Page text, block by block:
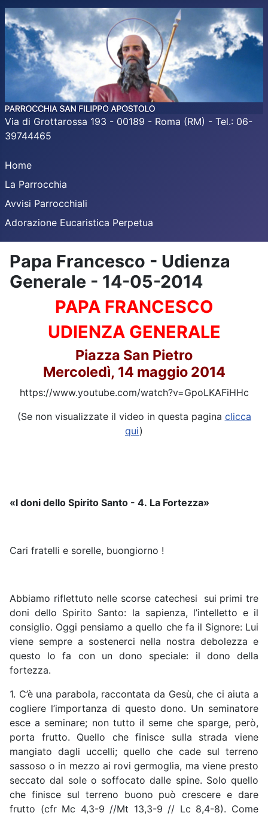
Via di Grottarossa 193 - 00189 - Roma (RM) - Tel.: 06-
39744465
Home
La Parrocchia
Avvisi Parrocchiali
Adorazione Eucaristica Perpetua
Papa Francesco - Udienza
Generale - 14-05-2014
PAPA FRANCESCO
UDIENZA GENERALE
Piazza San Pietro
Mercoledì, 14 maggio 2014
https://www.youtube.com/watch?v=GpoLKAFiHHc
(Se non visualizzate il video in questa pagina clicca
qui)
«I doni dello Spirito Santo - 4. La Fortezza»
Cari fratelli e sorelle, buongiorno !
Abbiamo riflettuto nelle scorse catechesi sui primi tre
doni dello Spirito Santo: la sapienza, l’intelletto e il
consiglio. Oggi pensiamo a quello che fa il Signore: Lui
viene sempre a sostenerci nella nostra debolezza e
questo lo fa con un dono speciale: il dono della
fortezza.
1. C’è una parabola, raccontata da Gesù, che ci aiuta a
cogliere l’importanza di questo dono. Un seminatore
esce a seminare; non tutto il seme che sparge, però,
porta frutto. Quello che finisce sulla strada viene
mangiato dagli uccelli; quello che cade sul terreno
sassoso o in mezzo ai rovi germoglia, ma viene presto
seccato dal sole o soffocato dalle spine. Solo quello
che finisce sul terreno buono può crescere e dare
frutto (cfr Mc 4,3-9 //Mt 13,3-9 // Lc 8,4-8). Come